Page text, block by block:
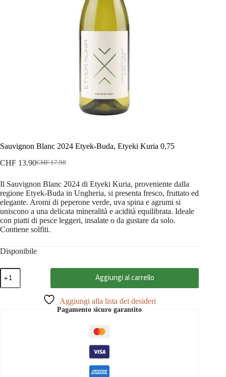
Sauvignon Blanc 2024 Etyek-Buda, Etyeki Kuria 0,75
CHF17.90
Il
originale
era:
CHF 17.90.
CHF 13.90
Il
attuale
è:
CHF 13.90.
Il Sauvignon Blanc 2024 di Etyeki Kuria, proveniente dalla
regione Etyek-Buda in Ungheria, si presenta fresco, fruttato ed
elegante. Aromi di peperone verde, uva spina e agrumi si
uniscono a una delicata mineralità e acidità equilibrata. Ideale
con piatti di pesce leggeri, insalate o da gustare da solo.
Contiene solfiti.
Disponibile
Sauvignon
Blanc
2024
Aggiungi al carrello
Aggiungi alla lista dei desideri
Pagamento sicuro garantito